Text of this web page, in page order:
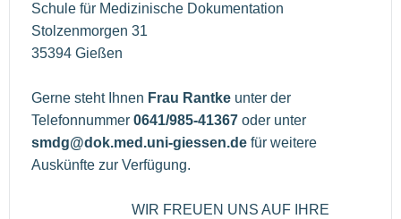
Schule für Medizinische Dokumentation
Stolzenmorgen 31
35394 Gießen
Gerne steht Ihnen Frau Rantke unter der
Telefonnummer 0641/985-41367 oder unter
smdg@dok.med.uni-giessen.de für weitere
Auskünfte zur Verfügung.
WIR FREUEN UNS AUF IHRE